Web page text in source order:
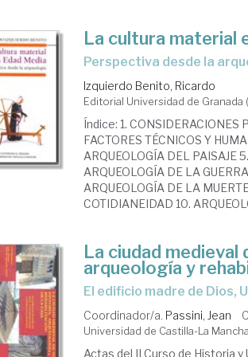
La cultura material
perspectiva desde la
Izquierdo Benito, Ricardo
Editorial Universidad de Granada
Índice: 1. CONSIDERACIONES
FACTORES TÉCNICOS Y
ARQUEOLOGÍA DEL PAISAJE
ARQUEOLOGÍA DE LA
ARQUEOLOGÍA DE LA
COTIDIANEIDAD 10.
La ciudad medieval
arqueología y
El edificio madre de
Coordinador/a. Passini, Jean
Universidad de Castilla-La
Actas del II Curso de Historia